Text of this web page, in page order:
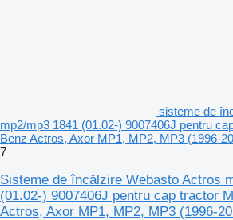
sisteme de
mp2/mp3 1841 (01.02-) 9007406J pentru
Benz Actros, Axor MP1, MP2, MP3 (1996-
7
Sisteme de încălzire Webasto Actros
(01.02-) 9007406J pentru cap tractor
Actros, Axor MP1, MP2, MP3 (1996-